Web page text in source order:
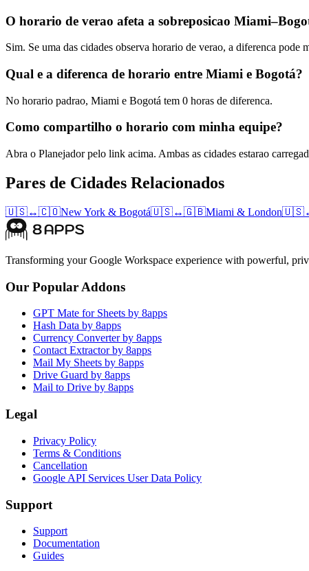
O horario de verao afeta a sobreposicao
Sim. Se uma das cidades observa horario de verao, a diferenca
Qual e a diferenca de horario entre Miami e Bogotá?
No horario padrao, Miami e Bogotá tem 0 horas de diferenca.
Como compartilho o horario com minha equipe?
Abra o Planejador pelo link acima. Ambas as cidades estarao
Pares de Cidades Relacionados
🇺🇸↔🇨🇴New York & Bogotá🇺🇸↔🇬🇧Miami & London🇺🇸
Transforming your Google Workspace experience with powerful,
Our Popular Addons
GPT Mate for Sheets by 8apps
Hash Data by 8apps
Currency Converter by 8apps
Contact Extractor by 8apps
Mail My Sheets by 8apps
Drive Guard by 8apps
Mail to Drive by 8apps
Legal
Privacy Policy
Terms & Conditions
Cancellation
Google API Services User Data Policy
Support
Support
Documentation
Guides